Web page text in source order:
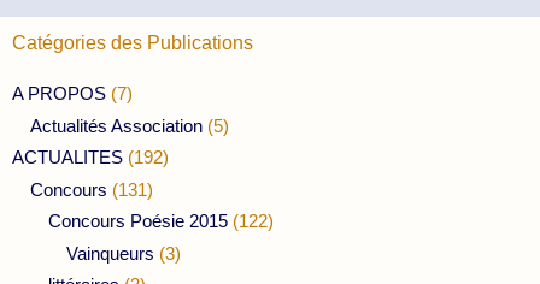
Catégories des Publications
A PROPOS (7)
Actualités Association (5)
ACTUALITES (192)
Concours (131)
Concours Poésie 2015 (122)
Vainqueurs (3)